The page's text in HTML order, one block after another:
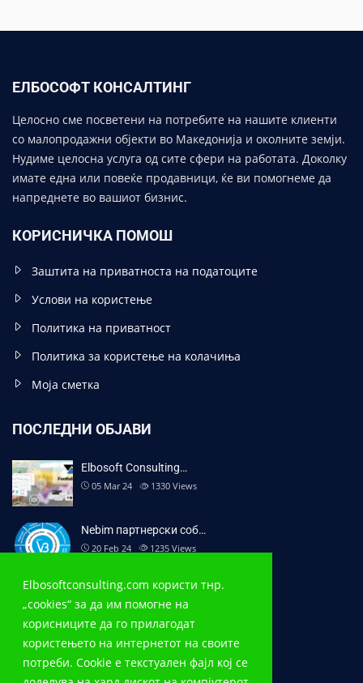
Elbosoftconsulting.com користи тнр.
„cookies“ за да им помогне на
корисниците да го прилагодат
користењето на интернетот на своите
потреби. Cookie е текстуален фајл кој се
ЕЛБОСОФТ КОНСАЛТИНГ
Целосно сме посветени на потребите на нашите клиенти
со малопродажни објекти во Македонија и околните земји.
Нудиме целосна услуга од сите сфери на работата. Доколку
имате една или повеќе продавници, ќе ви помогнеме да
напреднете во вашиот бизнис.
КОРИСНИЧКА ПОМОШ
Заштита на приватноста на податоците
Услови на користење
Политика на приватност
Политика за користење на колачиња
Моја сметка
ПОСЛЕДНИ ОБЈАВИ
Elbosoft Consulting…
05 Mar 24 1330 Views
Nebim партнерски соб…
20 Feb 24 1235 Views
Nebim V3 во продавни…
20 Dec 23 2023 Views
КОНТКАТ